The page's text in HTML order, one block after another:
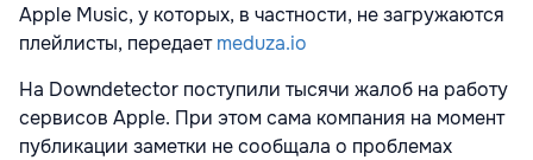
Apple Music, у которых, в частности, не загружаются
плейлисты, передаетmeduza.io
На Downdetector поступили тысячи жалоб на работу
сервисов Apple. При этом сама компания на момент
публикации заметки не сообщала о проблемах